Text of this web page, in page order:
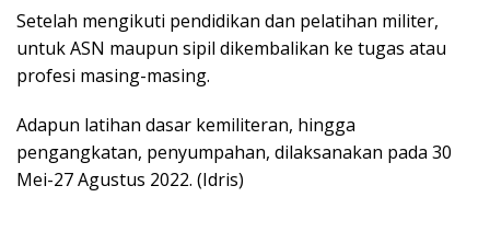
Setelah mengikuti pendidikan dan pelatihan militer,
untuk ASN maupun sipil dikembalikan ke tugas atau
profesi masing-masing.
Adapun latihan dasar kemiliteran, hingga
pengangkatan, penyumpahan, dilaksanakan pada 30
Mei-27 Agustus 2022. (Idris)